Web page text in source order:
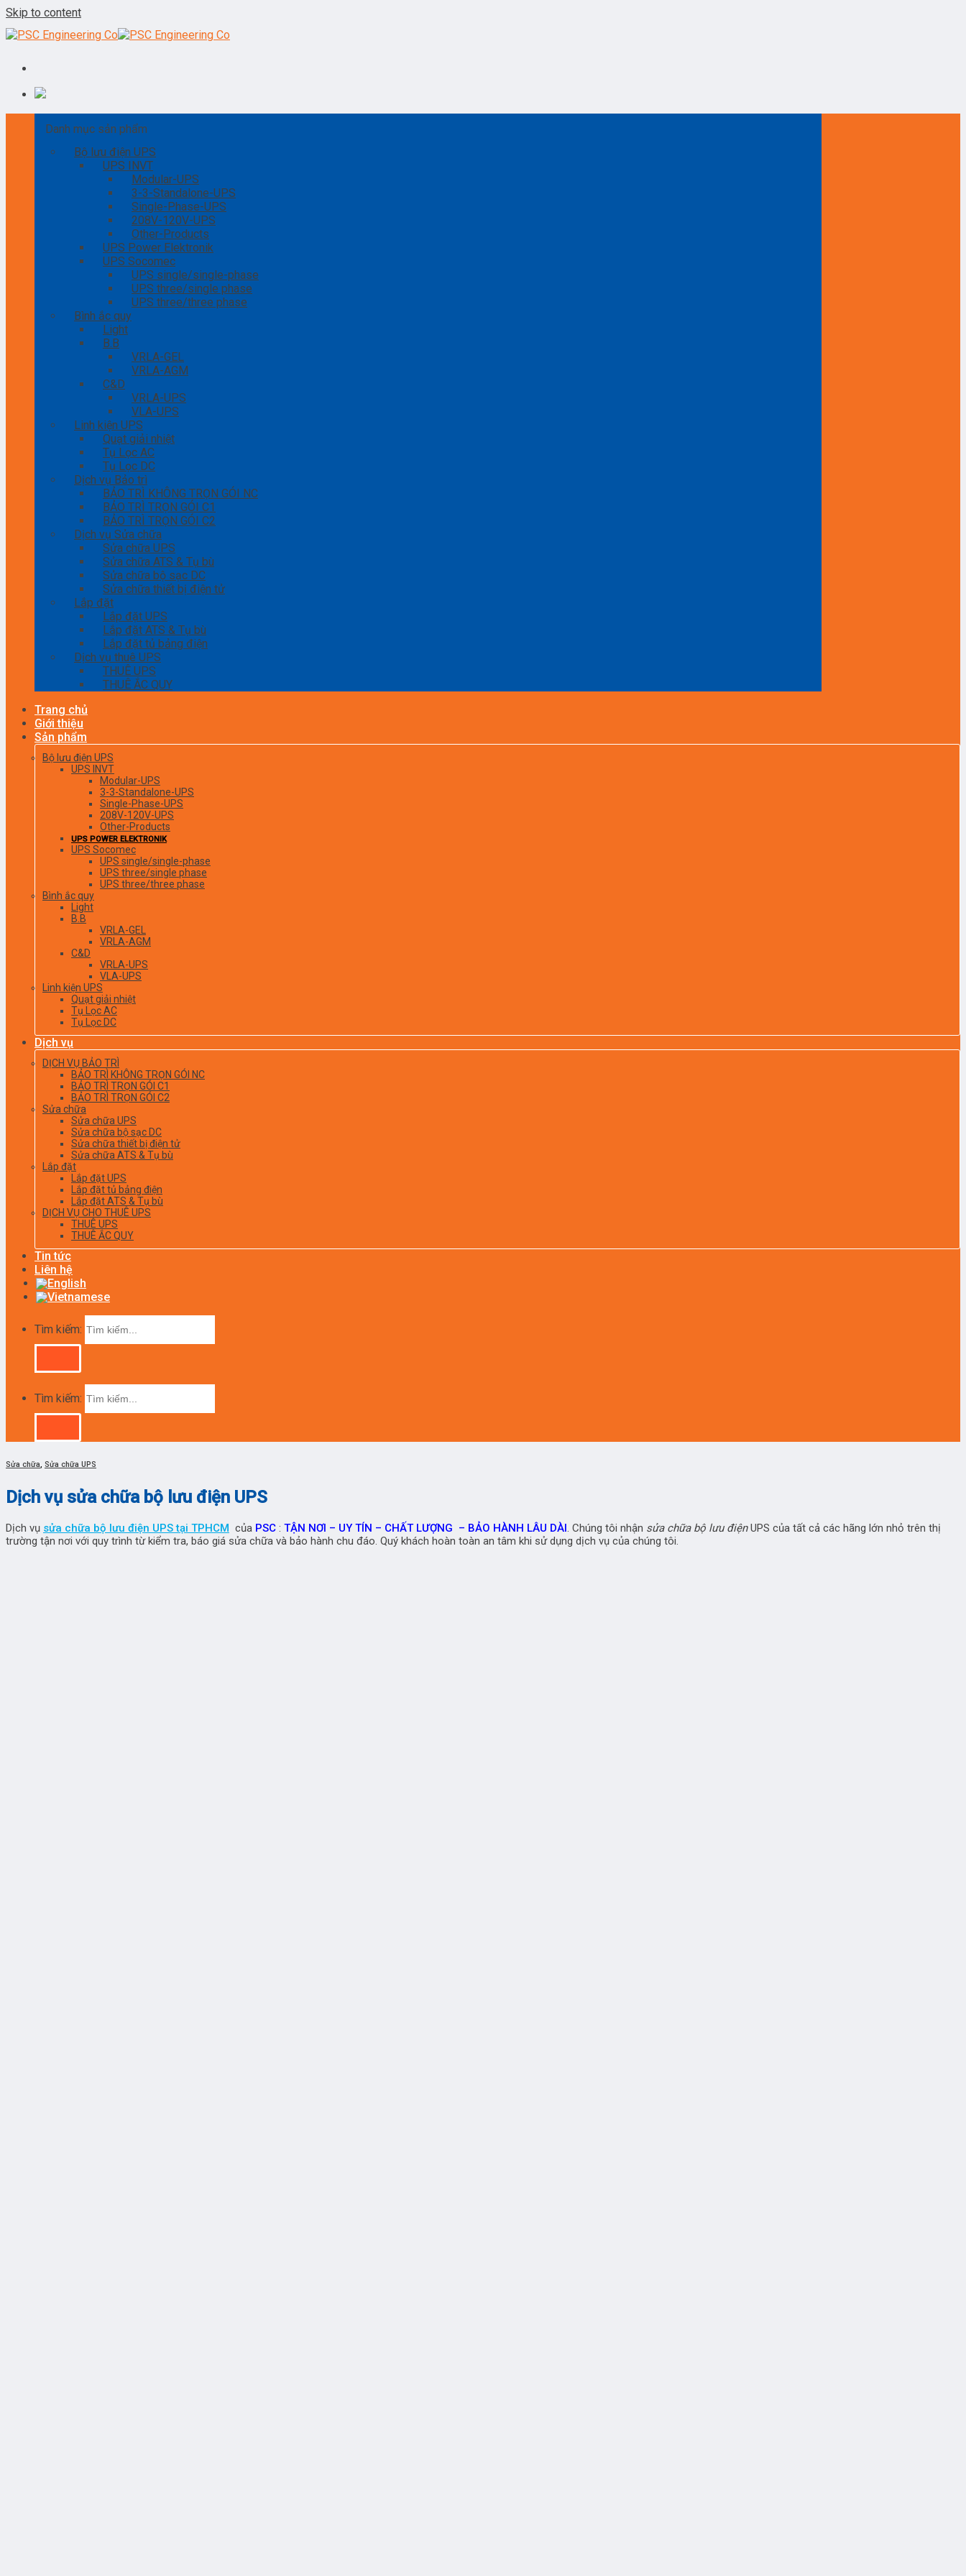
Skip to content
Danh mục sản phẩm
Bộ lưu điện UPS
UPS INVT
Modular-UPS
3-3-Standalone-UPS
Single-Phase-UPS
208V-120V-UPS
Other-Products
UPS Power Elektronik
UPS Socomec
UPS single/single-phase
UPS three/single phase
UPS three/three phase
Bình ắc quy
Light
B.B
VRLA-GEL
VRLA-AGM
C&D
VRLA-UPS
VLA-UPS
Linh kiện UPS
Quạt giải nhiệt
Tụ Lọc AC
Tụ Lọc DC
Dịch vụ Bảo trì
BẢO TRÌ KHÔNG TRỌN GÓI NC
BẢO TRÌ TRỌN GÓI C1
BẢO TRÌ TRỌN GÓI C2
Dịch vụ Sửa chữa
Sửa chữa UPS
Sửa chữa ATS & Tụ bù
Sửa chữa bộ sạc DC
Sửa chữa thiết bị điện tử
Lắp đặt
Lắp đặt UPS
Lắp đặt ATS & Tụ bù
Lắp đặt tủ bảng điện
Dịch vụ thuê UPS
THUÊ UPS
THUÊ ẮC QUY
Trang chủ
Giới thiệu
Sản phẩm
Bộ lưu điện UPS
UPS INVT
Modular-UPS
3-3-Standalone-UPS
Single-Phase-UPS
208V-120V-UPS
Other-Products
UPS POWER ELEKTRONIK
UPS Socomec
UPS single/single-phase
UPS three/single phase
UPS three/three phase
Bình ắc quy
Light
B.B
VRLA-GEL
VRLA-AGM
C&D
VRLA-UPS
VLA-UPS
Linh kiện UPS
Quạt giải nhiệt
Tụ Lọc AC
Tụ Lọc DC
Dịch vụ
DỊCH VỤ BẢO TRÌ
BẢO TRÌ KHÔNG TRỌN GÓI NC
BẢO TRÌ TRỌN GÓI C1
BẢO TRÌ TRỌN GÓI C2
Sửa chữa
Sửa chữa UPS
Sửa chữa bộ sạc DC
Sửa chữa thiết bị điện tử
Sửa chữa ATS & Tụ bù
Lắp đặt
Lắp đặt UPS
Lắp đặt tủ bảng điện
Lắp đặt ATS & Tụ bù
DỊCH VỤ CHO THUÊ UPS
THUÊ UPS
THUÊ ẮC QUY
Tin tức
Liên hệ
Tìm kiếm:
Tìm kiếm:
Sửa chữa, Sửa chữa UPS
Dịch vụ sửa chữa bộ lưu điện UPS
Dịch vụ sửa chữa bộ lưu điện UPS tại TPHCM của PSC : TẬN NƠI – UY TÍN – CHẤT LƯỢNG – BẢO HÀNH LÂU DÀI. Chúng tôi nhận sửa chữa bộ lưu điệnUPS của tất cả các hãng lớn nhỏ trên thị
trường tận nơi với quy trình từ kiểm tra, báo giá sửa chữa và bảo hành chu đáo. Quý khách hoàn toàn an tâm khi sử dụng dịch vụ của chúng tôi.